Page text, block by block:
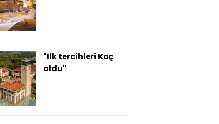
"İlk tercihleri Koç
oldu"